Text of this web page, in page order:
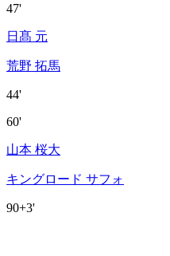
47'
日髙 元
荒野 拓馬
44'
60'
山本 桜大
キングロード サフォ
90+3'